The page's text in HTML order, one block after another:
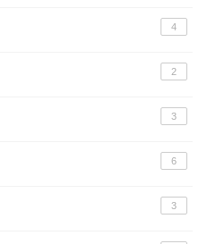
4
2
3
6
3